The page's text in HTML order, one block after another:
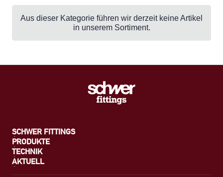
Aus dieser Kategorie führen wir derzeit keine Artikel
in unserem Sortiment.
SCHWER FITTINGS
PRODUKTE
TECHNIK
AKTUELL